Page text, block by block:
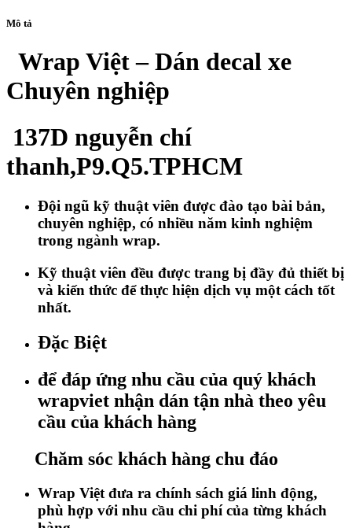
Mô tả
Wrap Việt – Dán decal xe
Chuyên nghiệp
137D nguyễn chí
thanh,P9.Q5.TPHCM
Đội ngũ kỹ thuật viên được đào tạo bài bản,
chuyên nghiệp, có nhiều năm kinh nghiệm
trong ngành wrap.
Kỹ thuật viên đều được trang bị đầy đủ thiết bị
và kiến thức để thực hiện dịch vụ một cách tốt
nhất.
Đặc Biệt
để đáp ứng nhu cầu của quý khách
wrapviet nhận dán tận nhà theo yêu
cầu của khách hàng
Chăm sóc khách hàng chu đáo
Wrap Việt đưa ra chính sách giá linh động,
phù hợp với nhu cầu chi phí của từng khách